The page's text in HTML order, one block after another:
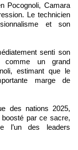
Pocognoli, Camara
Le technicien
et son
senti son
comme un grand
estimant que le
marge de
des nations 2025,
par ce sacre,
l’un des leaders